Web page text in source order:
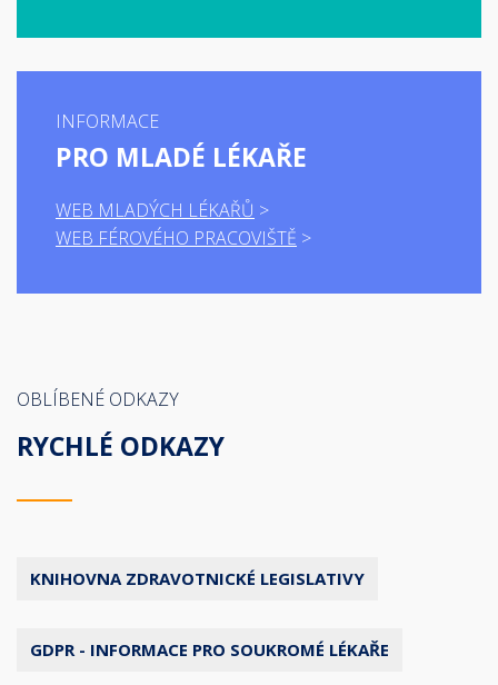
INFORMACE
PRO MLADÉ LÉKAŘE
WEB MLADÝCH LÉKAŘŮ
WEB FÉROVÉHO PRACOVIŠTĚ
OBLÍBENÉ ODKAZY
RYCHLÉ ODKAZY
KNIHOVNA ZDRAVOTNICKÉ LEGISLATIVY
GDPR - INFORMACE PRO SOUKROMÉ LÉKAŘE